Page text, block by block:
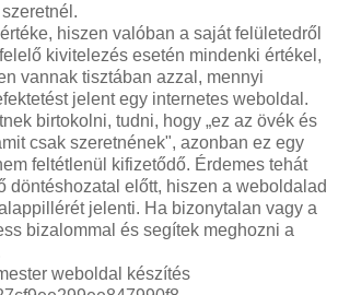
hiszen valóban a saját felületedről
kivitelezés esetén mindenki értékel,
vannak tisztában azzal, mennyi
jelent egy internetes weboldal.
birtokolni, tudni, hogy „ez az övék és
csak szeretnének", azonban ez egy
feltétlenül kifizetődő. Érdemes tehát
döntéshozatal előtt, hiszen a weboldalad
jelenti. Ha bizonytalan vagy a
bizalommal és segítek meghozni a
weboldal készítés